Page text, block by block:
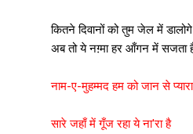
कितने दिवानों को तुम जेल में डालोगे
अब तो ये नग़्मा हर आँगन में सजता
नाम-ए-मुहम्मद हम को जान से
सारे जहाँ में गूँज रहा ये ना'रा है